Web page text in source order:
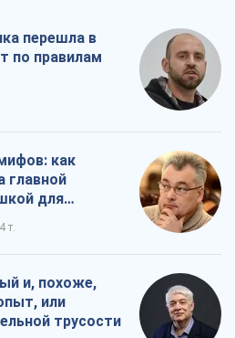
перешла в
по правилам
как
главной
для
т.
и, похоже,
или
трусости